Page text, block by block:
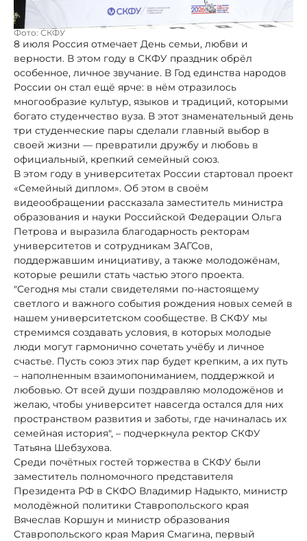
Фото: СКФУ
8 июля Россия отмечает День семьи, любви и
верности. В этом году в СКФУ праздник обрёл
особенное, личное звучание. В Год единства народов
России он стал ещё ярче: в нём отразилось
многообразие культур, языков и традиций, которыми
богато студенчество вуза. В этот знаменательный день
три студенческие пары сделали главный выбор в
своей жизни — превратили дружбу и любовь в
официальный, крепкий семейный союз.
В этом году в университетах России стартовал проект
«Семейный диплом». Об этом в своём
видеообращении рассказала заместитель министра
образования и науки Российской Федерации Ольга
Петрова и выразила благодарность ректорам
университетов и сотрудникам ЗАГСов,
поддержавшим инициативу, а также молодожёнам,
которые решили стать частью этого проекта.
"Сегодня мы стали свидетелями по-настоящему
светлого и важного события рождения новых семей в
нашем университетском сообществе. В СКФУ мы
стремимся создавать условия, в которых молодые
люди могут гармонично сочетать учёбу и личное
счастье. Пусть союз этих пар будет крепким, а их путь
– наполненным взаимопониманием, поддержкой и
любовью. От всей души поздравляю молодожёнов и
желаю, чтобы университет навсегда остался для них
пространством развития и заботы, где начиналась их
семейная история", – подчеркнула ректор СКФУ
Татьяна Шебзухова.
Среди почётных гостей торжества в СКФУ были
заместитель полномочного представителя
Президента РФ в СКФО Владимир Надыкто, министр
молодёжной политики Ставропольского края
Вячеслав Коршун и министр образования
Ставропольского края Мария Смагина, первый